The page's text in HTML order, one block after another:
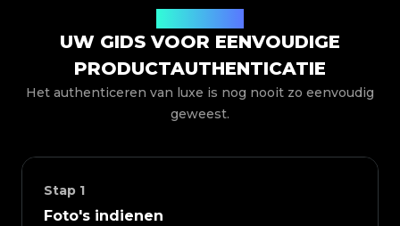
UW GIDS VOOR EENVOUDIGE
PRODUCTAUTHENTICATIE
Het authenticeren van luxe is nog nooit zo eenvoudig
geweest.
Stap 1
Foto's indienen